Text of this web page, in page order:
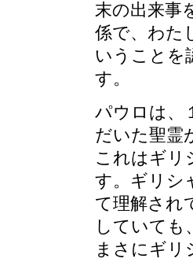
末の出来事
係で、わた
いうことを
す。
パウロは、
だいた聖霊
これはギリ
す。ギリシ
て理解され
していても
まさにギリ